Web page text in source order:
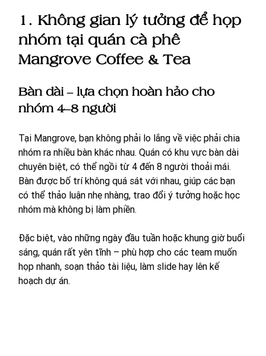
1. Không gian lý tưởng để họp
nhóm tại quán cà phê
Mangrove Coffee & Tea
Bàn dài – lựa chọn hoàn hảo cho
nhóm 4–8 người
Tại Mangrove, bạn không phải lo lắng về việc phải chia
nhóm ra nhiều bàn khác nhau. Quán có khu vực bàn dài
chuyên biệt, có thể ngồi từ 4 đến 8 người thoải mái.
Bàn được bố trí không quá sát với nhau, giúp các bạn
có thể thảo luận nhẹ nhàng, trao đổi ý tưởng hoặc học
nhóm mà không bị làm phiền.
Đặc biệt, vào những ngày đầu tuần hoặc khung giờ buổi
sáng, quán rất yên tĩnh – phù hợp cho các team muốn
họp nhanh, soạn thảo tài liệu, làm slide hay lên kế
hoạch dự án.